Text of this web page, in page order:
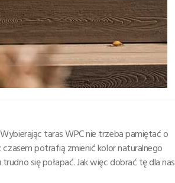
taras WPC nie trzeba pamiętać o
potrafią zmienić kolor naturalnego
się połapać. Jak więc dobrać tę dla nas